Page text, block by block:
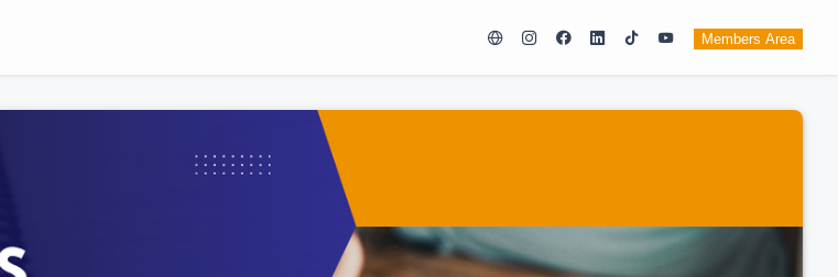
Members Area